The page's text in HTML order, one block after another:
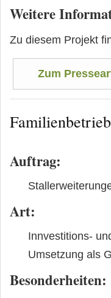
Weitere
Zu diesem Projekt
Zum
Auftrag:
Art:
Innvestitions-
Umsetzung als
Besonderheiten: